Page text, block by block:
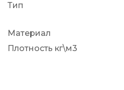
Тип
Материал
Плотность кг\м3